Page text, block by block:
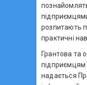
розпитають
практичні
Грантова та
підприємцям
надається